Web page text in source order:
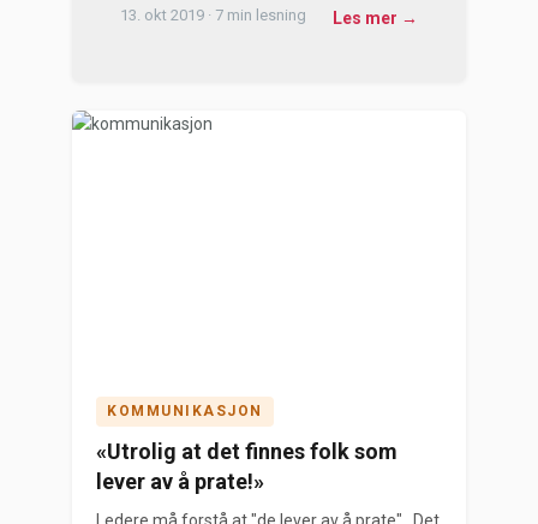
13. okt 2019 · 7 min lesning Les mer →
KOMMUNIKASJON
«Utrolig at det finnes folk som
lever av å prate!»